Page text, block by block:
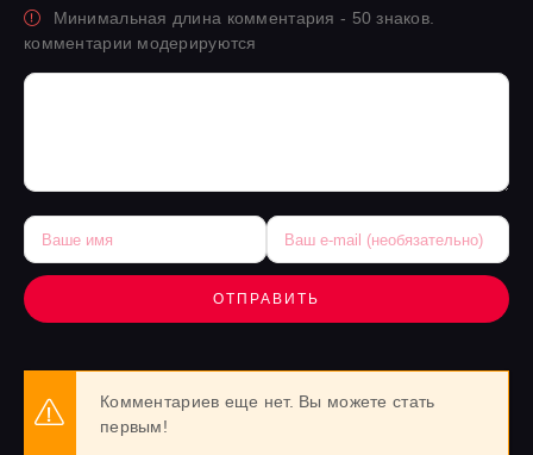
Минимальная длина комментария - 50 знаков.
комментарии модерируются
ОТПРАВИТЬ
Комментариев еще нет. Вы можете стать
первым!